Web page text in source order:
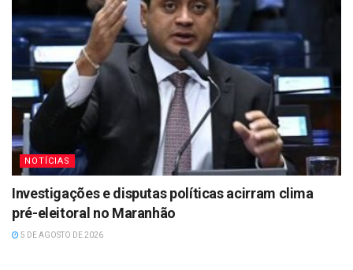
NOTÍCIAS
Investigações e disputas políticas acirram clima
pré-eleitoral no Maranhão
5 DE AGOSTO DE 2026